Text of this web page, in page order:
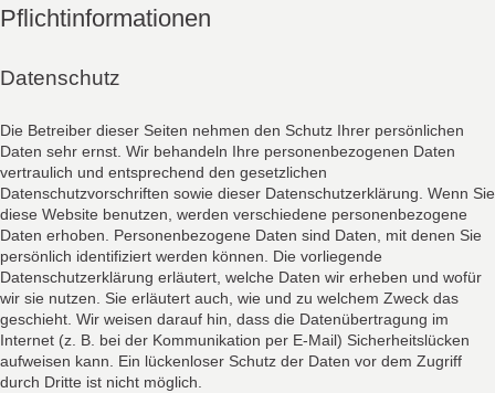
Pflichtinformationen
Datenschutz
Die Betreiber dieser Seiten nehmen den Schutz Ihrer persönlichen
Daten sehr ernst. Wir behandeln Ihre personenbezogenen Daten
vertraulich und entsprechend den gesetzlichen
Datenschutzvorschriften sowie dieser Datenschutzerklärung. Wenn Sie
diese Website benutzen, werden verschiedene personenbezogene
Daten erhoben. Personenbezogene Daten sind Daten, mit denen Sie
persönlich identifiziert werden können. Die vorliegende
Datenschutzerklärung erläutert, welche Daten wir erheben und wofür
wir sie nutzen. Sie erläutert auch, wie und zu welchem Zweck das
geschieht. Wir weisen darauf hin, dass die Datenübertragung im
Internet (z. B. bei der Kommunikation per E-Mail) Sicherheitslücken
aufweisen kann. Ein lückenloser Schutz der Daten vor dem Zugriff
durch Dritte ist nicht möglich.